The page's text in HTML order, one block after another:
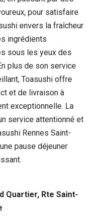
pour satisfaire
envers la fraîcheur
ingrédients
sous les yeux des
plus de son service
Toasushi offre
et de livraison à
exceptionnelle. La
service attentionné et
Rennes Saint-
pause déjeuner
Quartier, Rte Saint-